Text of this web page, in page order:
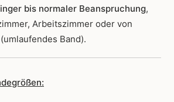
bis normaler Beanspruchung,
Arbeitszimmer oder von
Band).